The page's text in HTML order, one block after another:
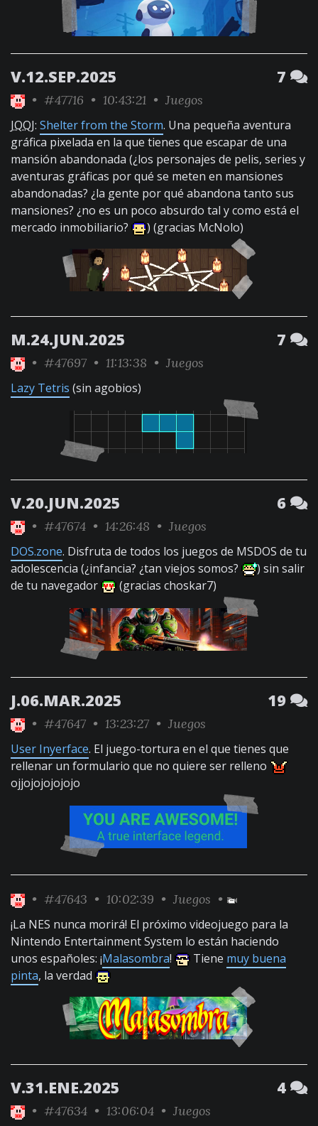
V.12.SEP.2025 7
• #47716 • 10:43:21 • Juegos
JQQJ: Shelter from the Storm. Una pequeña aventura
gráfica pixelada en la que tienes que escapar de una
mansión abandonada (¿los personajes de pelis, series y
aventuras gráficas por qué se meten en mansiones
abandonadas? ¿la gente por qué abandona tanto sus
mansiones? ¿no es un poco absurdo tal y como está el
mercado inmobiliario?
) (gracias McNolo)
M.24.JUN.2025 7
• #47697 • 11:13:38 • Juegos
Lazy Tetris (sin agobios)
V.20.JUN.2025 6
• #47674 • 14:26:48 • Juegos
DOS.zone. Disfruta de todos los juegos de MSDOS de tu
adolescencia (¿infancia? ¿tan viejos somos?
) sin salir
de tu navegador
(gracias choskar7)
J.06.MAR.2025 19
• #47647 • 13:23:27 • Juegos
User Inyerface. El juego-tortura en el que tienes que
rellenar un formulario que no quiere ser relleno
ojjojojojojojo
• #47643 • 10:02:39 • Juegos •
¡La NES nunca morirá! El próximo videojuego para la
Nintendo Entertainment System lo están haciendo
unos españoles: ¡Malasombra! Tiene muy buena
pinta, la verdad
V.31.ENE.2025 4
• #47634 • 13:06:04 • Juegos